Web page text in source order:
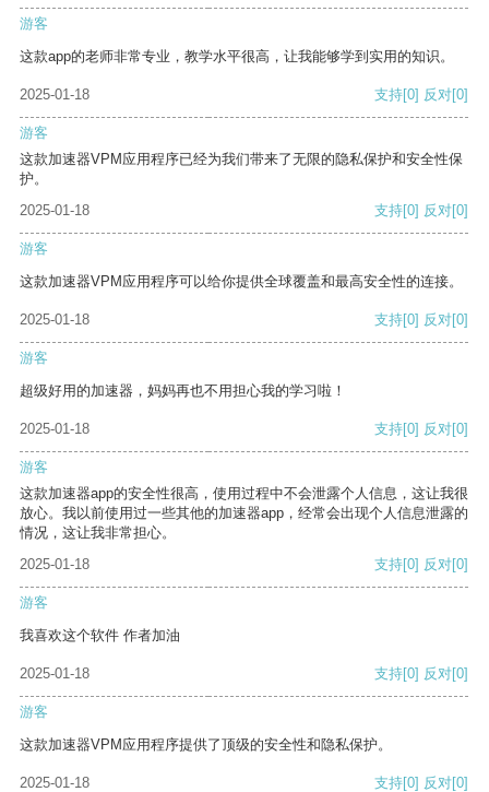
游客
这款app的老师非常专业，教学水平很高，让我能够学到实用的知识。
2025-01-18 支持[0] 反对[0]
游客
这款加速器VPM应用程序已经为我们带来了无限的隐私保护和安全性保
护。
2025-01-18
支持[0] 反对[0]
游客
这款加速器VPM应用程序可以给你提供全球覆盖和最高安全性的连接。
2025-01-18 支持[0] 反对[0]
游客
超级好用的加速器，妈妈再也不用担心我的学习啦！
2025-01-18 支持[0] 反对[0]
游客
这款加速器app的安全性很高，使用过程中不会泄露个人信息，这让我很
放心。我以前使用过一些其他的加速器app，经常会出现个人信息泄露的
情况，这让我非常担心。
2025-01-18
支持[0] 反对[0]
游客
我喜欢这个软件 作者加油
2025-01-18 支持[0] 反对[0]
游客
这款加速器VPM应用程序提供了顶级的安全性和隐私保护。
2025-01-18 支持[0] 反对[0]